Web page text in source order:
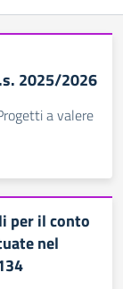
2025/2026
a valere
per il conto
nel